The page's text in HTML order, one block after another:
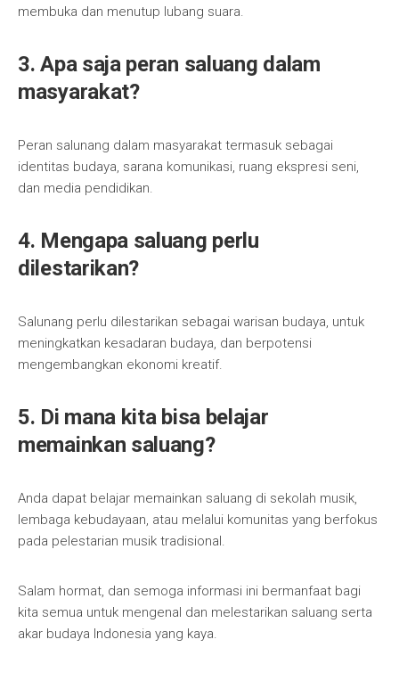
membuka dan menutup lubang suara.
3. Apa saja peran saluang dalam
masyarakat?
Peran salunang dalam masyarakat termasuk sebagai
identitas budaya, sarana komunikasi, ruang ekspresi seni,
dan media pendidikan.
4. Mengapa saluang perlu
dilestarikan?
Salunang perlu dilestarikan sebagai warisan budaya, untuk
meningkatkan kesadaran budaya, dan berpotensi
mengembangkan ekonomi kreatif.
5. Di mana kita bisa belajar
memainkan saluang?
Anda dapat belajar memainkan saluang di sekolah musik,
lembaga kebudayaan, atau melalui komunitas yang berfokus
pada pelestarian musik tradisional.
Salam hormat, dan semoga informasi ini bermanfaat bagi
kita semua untuk mengenal dan melestarikan saluang serta
akar budaya Indonesia yang kaya.